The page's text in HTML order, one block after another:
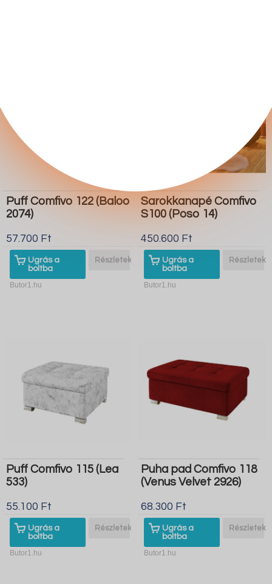
Puff Comfivo 122 (Baloo
2074)
57.700 Ft
Ugrás a
boltba
Részletek
Butor1.hu
Sarokkanapé Comfivo
S100 (Poso 14)
450.600 Ft
Ugrás a
boltba
Részletek
Butor1.hu
Puff Comfivo 115 (Lea
533)
55.100 Ft
Ugrás a
boltba
Részletek
Butor1.hu
Puha pad Comfivo 118
(Venus Velvet 2926)
68.300 Ft
Ugrás a
boltba
Részletek
Butor1.hu